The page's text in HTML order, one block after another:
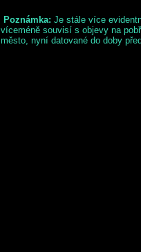
Poznámka: Je stále více
víceméně souvisí s objevy na
město, nyní datované do doby